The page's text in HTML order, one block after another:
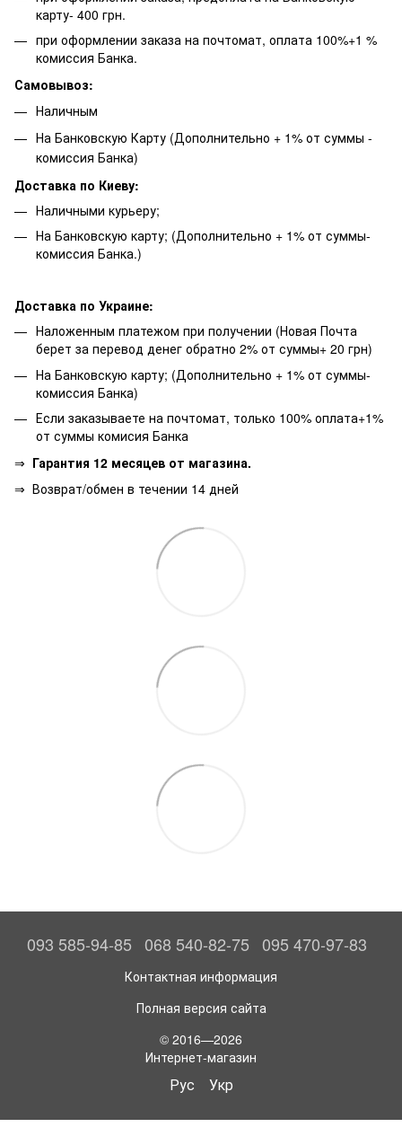
карту- 400 грн.
при оформлении заказа на почтомат, оплата 100%+1 %
комиссия Банка.
Самовывоз:
Наличным
На Банковскую Карту (Дополнительно + 1% от суммы -
комиссия Банка)
Доставка по Киеву:
Наличными курьеру;
На Банковскую карту; (Дополнительно + 1% от суммы-
комиссия Банка.)
Доставка по Украине:
Наложенным платежом при получении (Новая Почта
берет за перевод денег обратно 2% от суммы+ 20 грн)
На Банковскую карту; (Дополнительно + 1% от суммы-
комиссия Банка)
Если заказываете на почтомат, только 100% оплата+1%
от суммы комисия Банка
⇒ Гарантия 12 месяцев от магазина.
⇒ Возврат/обмен в течении 14 дней
093 585-94-85 068 540-82-75 095 470-97-83
Контактная информация
Полная версия сайта
© 2016—2026
Интернет-магазин
Рус Укр